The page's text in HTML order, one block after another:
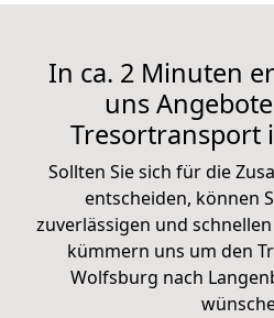
In ca. 2 Minuten
uns
Tresortransport
Sollten Sie sich für die
entscheiden, können
zuverlässigen und
kümmern uns um den
Wolfsburg nach